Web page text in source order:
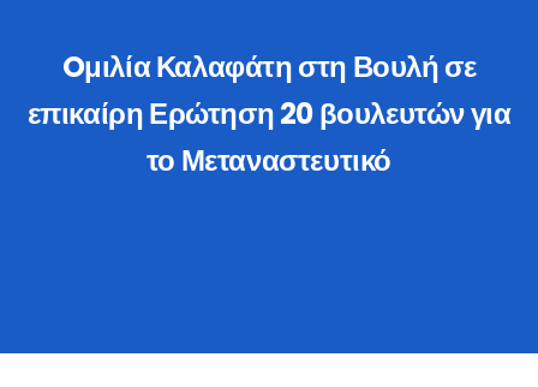
Oμιλία Καλαφάτη στη Βουλή σε
επικαίρη Ερώτηση 20 βουλευτών για
το Μεταναστευτικό